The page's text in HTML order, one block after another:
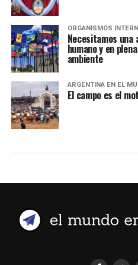
ORGANISMOS
Necesitamos
humano y en
ambiente
ARGENTINA EN EL
El campo es el